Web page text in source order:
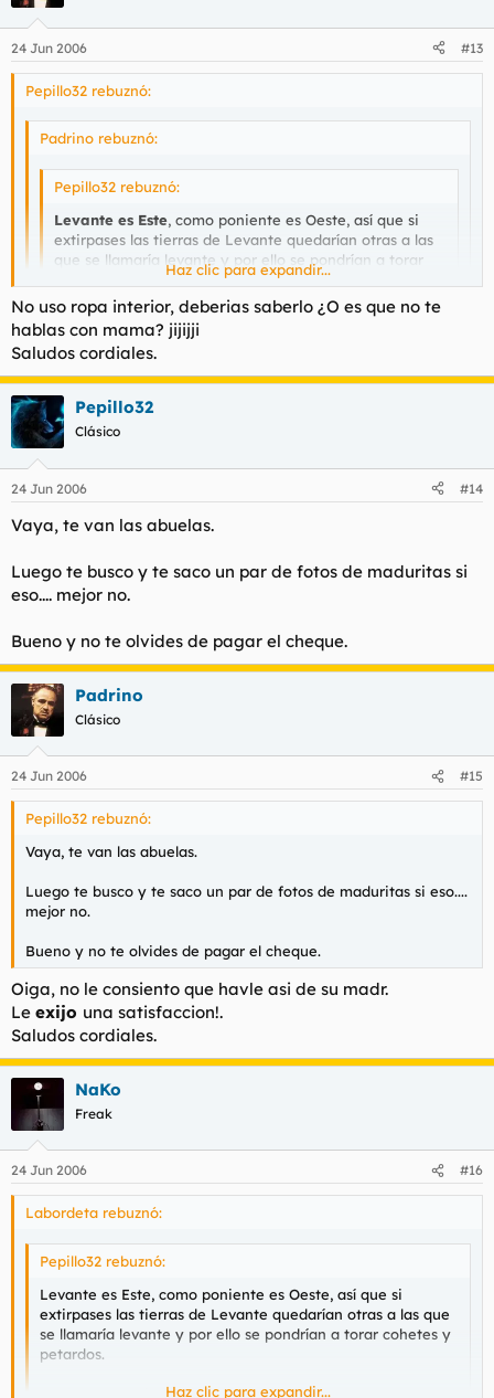
24 Jun 2006 #13
Pepillo32 rebuznó:
Padrino rebuznó:
Pepillo32 rebuznó:
Levante es Este, como poniente es Oeste, así que si
extirpases las tierras de Levante quedarían otras a las
que se llamaría levante y por ello se pondrían a torar
cohetes y petardos.
Por lo tanto te jodes.Haz clic para expandir...
Gracias pepillo, me cago en tu vida, me has sido de
utilidad.
Saludos cordiales.
Haz clic para expandir...
Invítate a un pulpo en compensación.
Y cuando acabes de cagar límpiate el culo que nadie respeta a
alguien con los gallumbos llenos de golondrinos.
Haz clic para expandir...
No uso ropa interior, deberias saberlo ¿O es que no te
hablas con mama? jijijji
Saludos cordiales.
Pepillo32
Clásico
24 Jun 2006 #14
Vaya, te van las abuelas.
Luego te busco y te saco un par de fotos de maduritas si
eso.... mejor no.
Bueno y no te olvides de pagar el cheque.
Padrino
Clásico
24 Jun 2006 #15
Pepillo32 rebuznó:
Vaya, te van las abuelas.
Luego te busco y te saco un par de fotos de maduritas si eso....
mejor no.
Bueno y no te olvides de pagar el cheque.
Oiga, no le consiento que havle asi de su madr.
Le exijo una satisfaccion!.
Saludos cordiales.
NaKo
Freak
24 Jun 2006 #16
Labordeta rebuznó:
Pepillo32 rebuznó:
Levante es Este, como poniente es Oeste, así que si
extirpases las tierras de Levante quedarían otras a las que
se llamaría levante y por ello se pondrían a torar cohetes y
petardos.
Por lo tanto te jodes.Haz clic para expandir...
Haz clic para expandir...